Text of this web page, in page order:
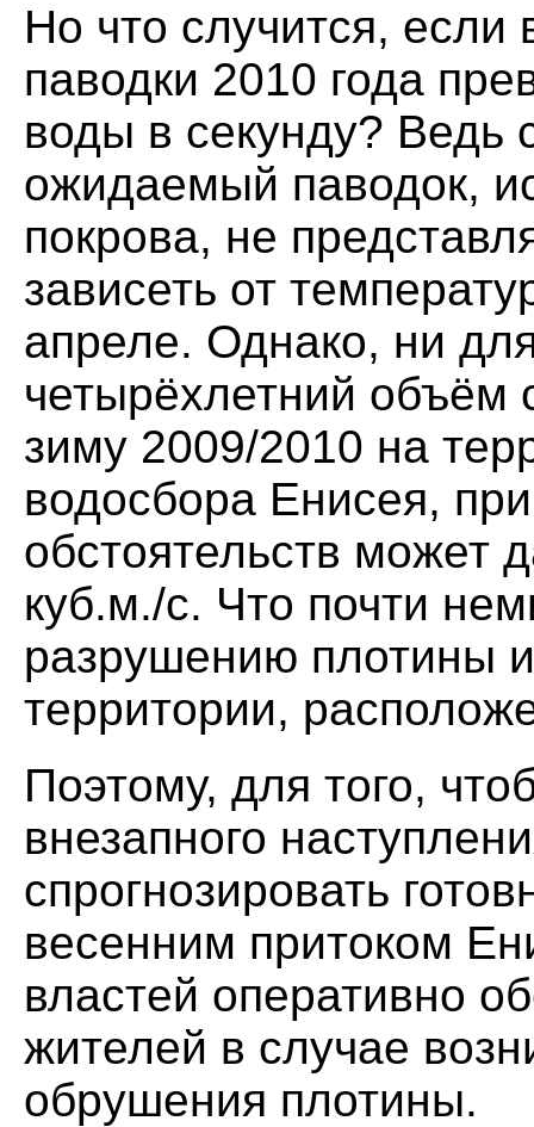
Но что случится,
паводки 2010 года
воды в секунду? Ведь
ожидаемый паводок,
покрова, не
зависеть от
апреле. Однако, ни
четырёхлетний объём
зиму 2009/2010 на
водосбора Енисея,
обстоятельств может
куб.м./с. Что почти
разрушению плотины
территории,
Поэтому, для того,
внезапного
спрогнозировать
весенним притоком
властей оперативно
жителей в случае
обрушения плотины.